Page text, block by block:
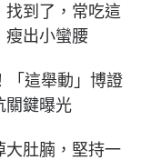
找到了，常吃這
瘦出小蠻腰
「這舉動」博證
鍵曝光
大肚腩，堅持一